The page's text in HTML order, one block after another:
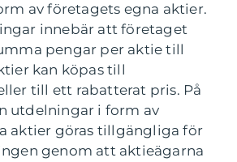
av företagets egna aktier.
innebär att företaget
pengar per aktie till
kan köpas till
till ett rabatterat pris. På
utdelningar i form av
aktier göras tillgängliga för
genom att aktieägarna